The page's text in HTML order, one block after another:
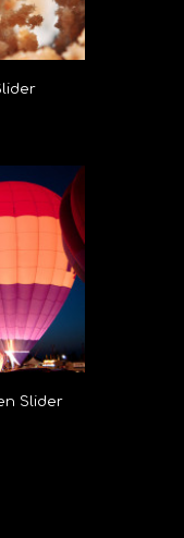
Slider